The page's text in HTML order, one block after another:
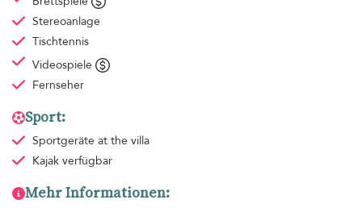
Stereoanlage
Tischtennis
Videospiele
Fernseher
Sport:
Sportgeräte at the villa
Kajak verfügbar
Mehr Informationen: